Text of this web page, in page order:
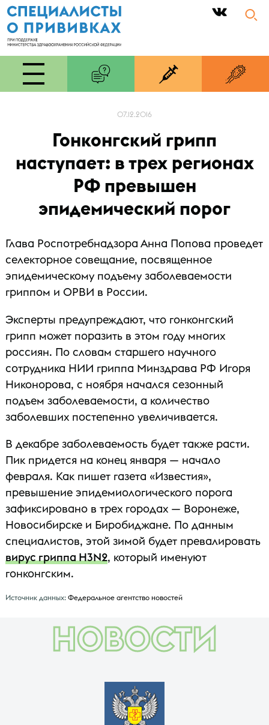
|
07.12.2016
Гонконгский грипп
наступает: в трех регионах
РФ превышен
эпидемический порог
Глава Роспотребнадзора Анна Попова проведет
селекторное совещание, посвященное
эпидемическому подъему заболеваемости
гриппом и ОРВИ в России.
Эксперты предупреждают, что гонконгский
грипп может поразить в этом году многих
россиян. По словам старшего научного
сотрудника НИИ гриппа Минздрава РФ Игоря
Никонорова, с ноября начался сезонный
подъем заболеваемости, а количество
заболевших постепенно увеличивается.
В декабре заболеваемость будет также расти.
Пик придется на конец января — начало
февраля. Как пишет газета «Известия»,
превышение эпидемиологического порога
зафиксировано в трех городах — Воронеже,
Новосибирске и Биробиджане. По данным
специалистов, этой зимой будет превалировать
вирус гриппа H3N2, который именуют
гонконгским.
Источник данных: Федеральное агентство новостей
НОВОСТИ